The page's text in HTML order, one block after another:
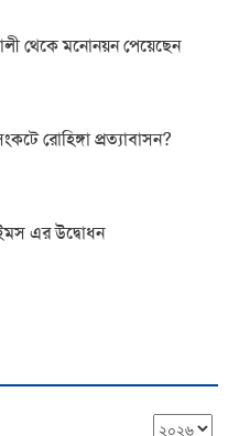
থেকে মনোনয়ন পেয়েছেন
রোহিঙ্গা প্রত্যাবাসন?
এর উদ্বোধন